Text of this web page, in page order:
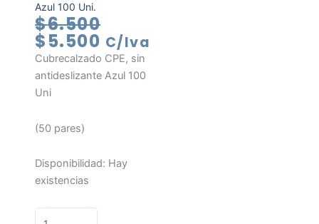
Azul 100 Uni.
$6.500El
precio
original
era:
$5.500
El
precio
actual
es:
C/Iva
Cubrecalzado CPE, sin
antideslizante Azul 100
Uni
(50 pares)
Disponibilidad: Hay
existencias
Cubrecalzado
CPE,sin